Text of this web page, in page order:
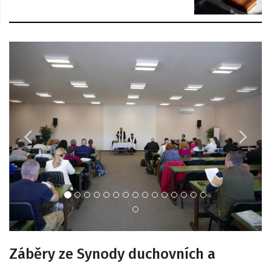
Záběry ze Synody duchovních a